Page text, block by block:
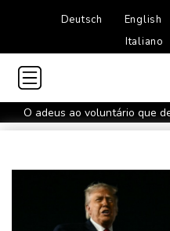
Deutsch English
Italiano
O adeus ao voluntário que
na guerra na Ucrânia
Espanha inicia controles
migratória